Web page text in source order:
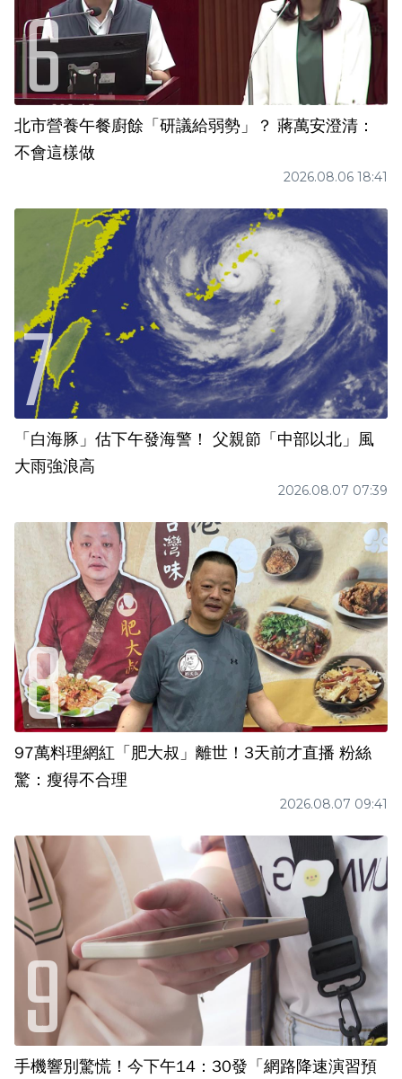
北市營養午餐廚餘「研議給弱勢」？ 蔣萬安澄清：
不會這樣做
2026.08.06 18:41
「白海豚」估下午發海警！ 父親節「中部以北」風
大雨強浪高
2026.08.07 07:39
97萬料理網紅「肥大叔」離世！3天前才直播 粉絲
驚：瘦得不合理
2026.08.07 09:41
手機響別驚慌！今下午14：30發「網路降速演習預